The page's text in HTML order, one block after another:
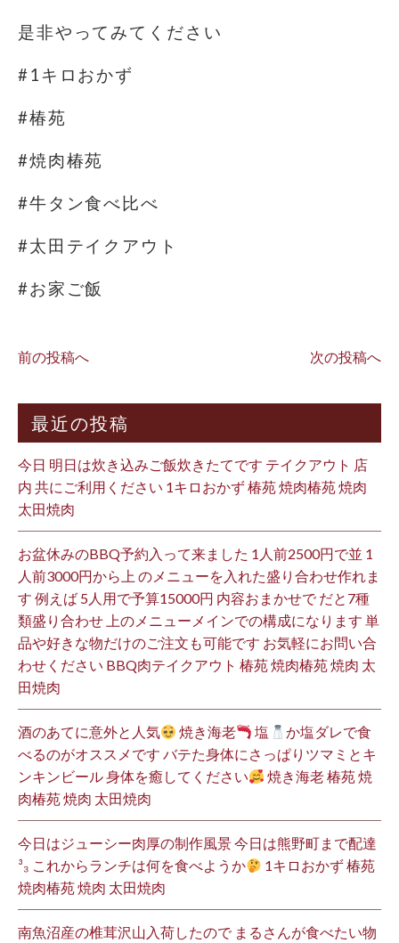
是非やってみてください
#1キロおかず
#椿苑
#焼肉椿苑
#牛タン食べ比べ
#太田テイクアウト
#お家ご飯
前の投稿へ 次の投稿へ
最近の投稿
今日 明日は炊き込みご飯炊きたてです テイクアウト 店
内 共にご利用ください 1キロおかず 椿苑 焼肉椿苑 焼肉
太田焼肉
お盆休みのBBQ予約入って来ました 1人前2500円で並 1
人前3000円から上 のメニューを入れた盛り合わせ作れま
す 例えば 5人用で予算15000円 内容おまかせで だと7種
類盛り合わせ 上のメニューメインでの構成になります 単
品や好きな物だけのご注文も可能です お気軽にお問い合
わせください BBQ肉テイクアウト 椿苑 焼肉椿苑 焼肉 太
田焼肉
酒のあてに意外と人気 焼き海老 塩
か塩ダレで食
べるのがオススメです バテた身体にさっぱりツマミとキ
ンキンビール 身体を癒してください
焼き海老 椿苑 焼
肉椿苑 焼肉 太田焼肉
今日はジューシー肉厚の制作風景 今日は熊野町まで配達
³₃ これからランチは何を食べようか
1キロおかず 椿苑
焼肉椿苑 焼肉 太田焼肉
南魚沼産の椎茸沢山入荷したので まるさんが食べたい物